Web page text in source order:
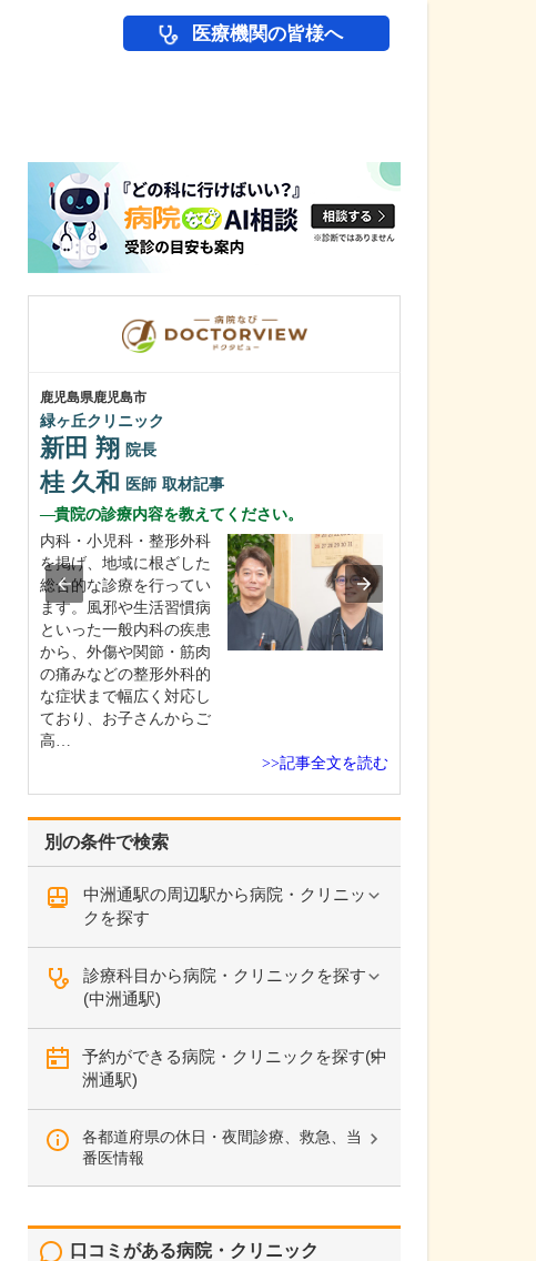
医療機関の皆様へ
別の条件で検索
中洲通駅の周辺駅から病院・クリニッ
クを探す
診療科目から病院・クリニックを探す
(中洲通駅)
予約ができる病院・クリニックを探す(中
洲通駅)
各都道府県の休日・夜間診療、救急、当
番医情報
口コミがある病院・クリニック
鹿児島県鹿児島市
緑ヶ丘クリニック
新田 翔 院長
桂 久和 医師 取材記事
貴院の診療内容を教えてください。
内科・小児科・整形外科
を掲げ、地域に根ざした
総合的な診療を行ってい
ます。風邪や生活習慣病
といった一般内科の疾患
から、外傷や関節・筋肉
の痛みなどの整形外科的
な症状まで幅広く対応し
ており、お子さんからご
高…
>>記事全文を読む